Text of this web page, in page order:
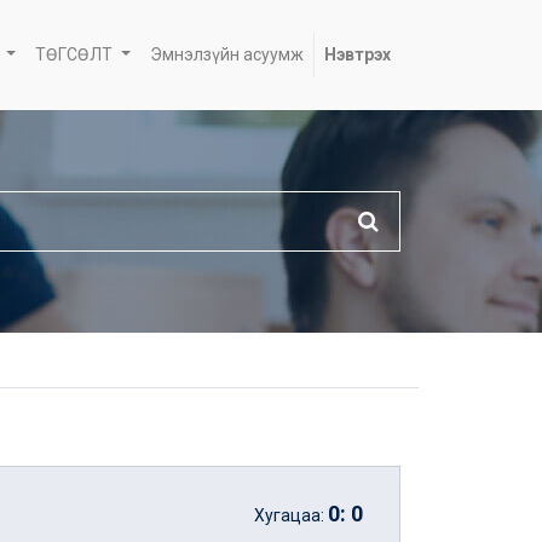
ТӨГСӨЛТ Эмнэлзүйн асуумж Нэвтрэх
Хугацаа: 0: 0